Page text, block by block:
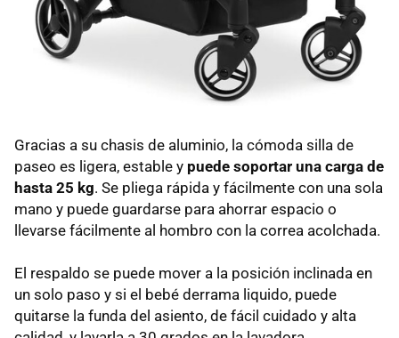
Gracias a su chasis de aluminio, la cómoda silla de
paseo es ligera, estable y puede soportar una carga de
hasta 25 kg. Se pliega rápida y fácilmente con una sola
mano y puede guardarse para ahorrar espacio o
llevarse fácilmente al hombro con la correa acolchada.
El respaldo se puede mover a la posición inclinada en
un solo paso y si el bebé derrama liquido, puede
quitarse la funda del asiento, de fácil cuidado y alta